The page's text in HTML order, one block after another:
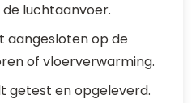
luchtaanvoer.
aangesloten op de
of vloerverwarming.
getest en opgeleverd.